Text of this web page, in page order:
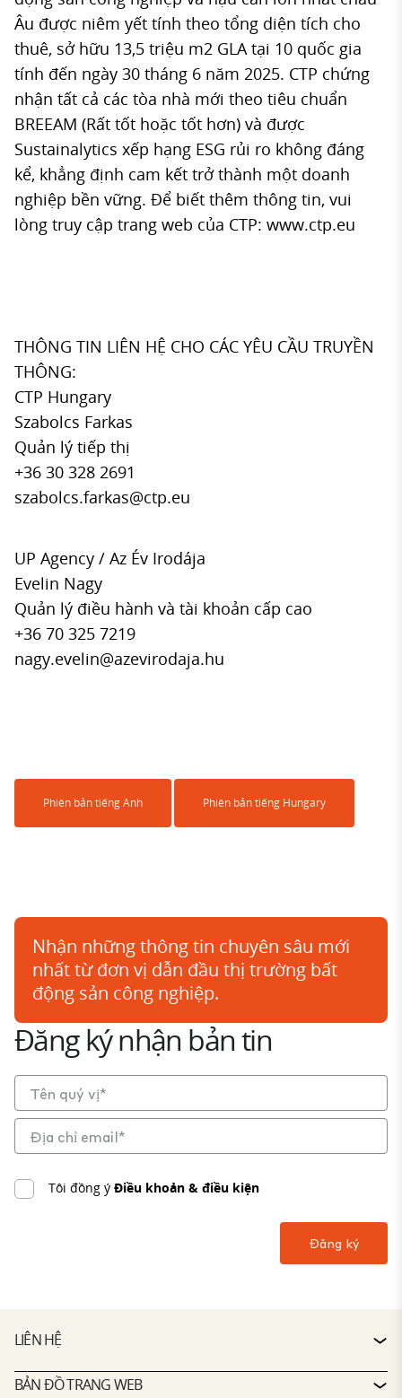
Âu được niêm yết tính theo tổng diện tích cho
thuê, sở hữu 13,5 triệu m2 GLA tại 10 quốc gia
tính đến ngày 30 tháng 6 năm 2025. CTP chứng
nhận tất cả các tòa nhà mới theo tiêu chuẩn
BREEAM (Rất tốt hoặc tốt hơn) và được
Sustainalytics xếp hạng ESG rủi ro không đáng
kể, khẳng định cam kết trở thành một doanh
nghiệp bền vững. Để biết thêm thông tin, vui
lòng truy cập trang web của CTP: www.ctp.eu
THÔNG TIN LIÊN HỆ CHO CÁC YÊU CẦU TRUYỀN
THÔNG:
CTP Hungary
Szabolcs Farkas
Quản lý tiếp thị
+36 30 328 2691
szabolcs.farkas@ctp.eu
UP Agency / Az Év Irodája
Evelin Nagy
Quản lý điều hành và tài khoản cấp cao
+36 70 325 7219
nagy.evelin@azevirodaja.hu
Phiên bản tiếng Anh Phiên bản tiếng Hungary
Đăng ký nhận bản tin
Tôi đồng ý Điều khoản & điều kiện
Nhận những thông tin chuyên sâu mới
nhất từ đơn vị dẫn đầu thị trường bất
động sản công nghiệp.
LIÊN HỆ
LIÊN HỆ
BẢN ĐỒ TRANG WEB